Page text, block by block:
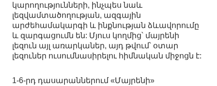
կարողությունների, ինչպես նաև
լեզվամտածողության, ազգային
արժեհամակարգի և ինքնության ձևավորումը
և զարգացումն են: Մյուս կողմից՝ մայրենի
լեզուն այլ առարկաներ, այդ թվում՝ օտար
լեզուներ ուսումնասիրելու հիմնական միջոցն է:
1-6-րդ դասարաններում «Մայրենի»